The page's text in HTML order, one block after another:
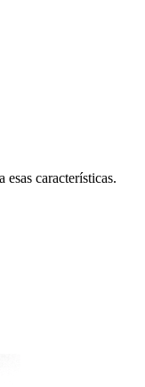
esas características.